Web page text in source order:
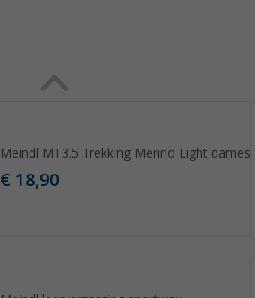
Meindl MT3.5 Trekking Merino Light
€ 18,90